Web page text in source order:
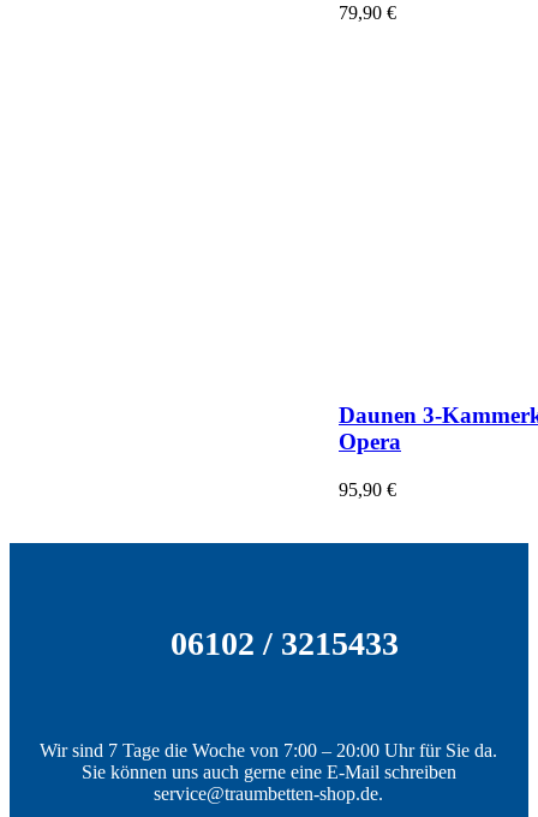
79,90 €
Daunen 3-
Opera
95,90 €
06102 / 3215433
Wir sind 7 Tage die Woche von 7:00 – 20:00 Uhr für Sie da.
Sie können uns auch gerne eine E-Mail schreiben
service@traumbetten-shop.de.